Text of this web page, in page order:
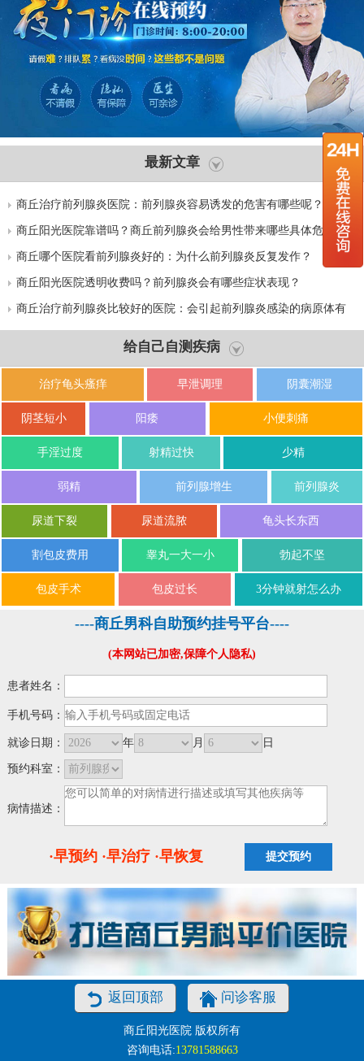
最新文章
商丘治疗前列腺炎医院：前列腺炎容易诱发的危害有哪些呢？
商丘阳光医院靠谱吗？商丘前列腺炎会给男性带来哪些具体危害
呢？
商丘哪个医院看前列腺炎好的：为什么前列腺炎反复发作？
商丘阳光医院透明收费吗？前列腺炎会有哪些症状表现？
商丘治疗前列腺炎比较好的医院：会引起前列腺炎感染的病原体有
给自己自测疾病
治疗龟头瘙痒 早泄调理 阴囊潮湿
阴茎短小 阳痿 小便刺痛
手淫过度 射精过快 少精
弱精 前列腺增生 前列腺炎
尿道下裂 尿道流脓 龟头长东西
割包皮费用 睾丸一大一小 勃起不坚
包皮手术 包皮过长 3分钟就射怎么办
----商丘男科自助预约挂号平台----
(本网站已加密,保障个人隐私)
患者姓名：
手机号码：
就诊日期： 年 月 日
预约科室：
病情描述：
·早预约 ·早治疗 ·早恢复
返回顶部 问诊客服
商丘阳光医院 版权所有
咨询电话:13781588663